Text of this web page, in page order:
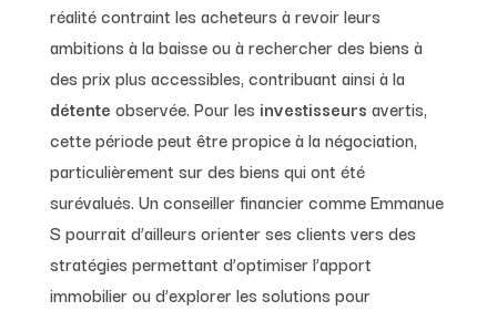
réalité contraint les acheteurs à revoir leurs
ambitions à la baisse ou à rechercher des biens à
des prix plus accessibles, contribuant ainsi à la
détente observée. Pour les investisseurs avertis,
cette période peut être propice à la négociation,
particulièrement sur des biens qui ont été
surévalués. Un conseiller financier comme Emmanue
S pourrait d’ailleurs orienter ses clients vers des
stratégies permettant d’optimiser l’apport
immobilier ou d’explorer les solutions pour